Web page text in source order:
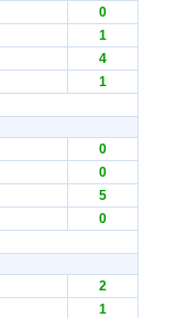
0
1
4
1
0
0
5
0
2
1